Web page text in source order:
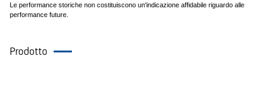
Le performance storiche non costituiscono un'indicazione affidabile riguardo alle
performance future.
Prodotto